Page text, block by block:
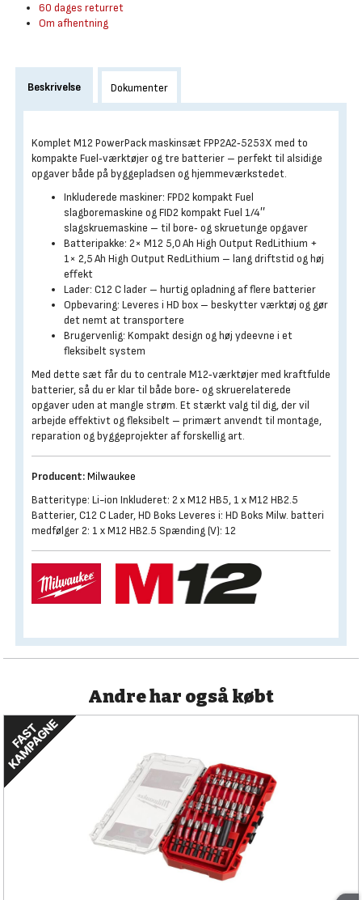
60 dages returret
Om afhentning
Beskrivelse Dokumenter
Komplet M12 PowerPack maskinsæt FPP2A2‑5253X med to
kompakte Fuel‑værktøjer og tre batterier – perfekt til alsidige
opgaver både på byggepladsen og hjemmeværkstedet.
Inkluderede maskiner: FPD2 kompakt Fuel
slagboremaskine og FID2 kompakt Fuel 1/4″
slagskruemaskine – til bore‑ og skruetunge opgaver
Batteripakke: 2× M12 5,0 Ah High Output RedLithium +
1× 2,5 Ah High Output RedLithium – lang driftstid og høj
effekt
Lader: C12 C lader – hurtig opladning af flere batterier
Opbevaring: Leveres i HD box – beskytter værktøj og gør
det nemt at transportere
Brugervenlig: Kompakt design og høj ydeevne i et
fleksibelt system
Med dette sæt får du to centrale M12‑værktøjer med kraftfulde
batterier, så du er klar til både bore‑ og skruerelaterede
opgaver uden at mangle strøm. Et stærkt valg til dig, der vil
arbejde effektivt og fleksibelt – primært anvendt til montage,
reparation og byggeprojekter af forskellig art.
Producent:Milwaukee
Batteritype: Li-ion Inkluderet: 2 x M12 HB5, 1 x M12 HB2.5
Batterier, C12 C Lader, HD Boks Leveres i: HD Boks Milw. batteri
medfølger 2: 1 x M12 HB2.5 Spænding (V): 12
Andre har også købt